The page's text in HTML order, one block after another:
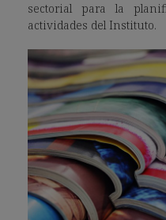
sectorial para la
actividades del Instituto.